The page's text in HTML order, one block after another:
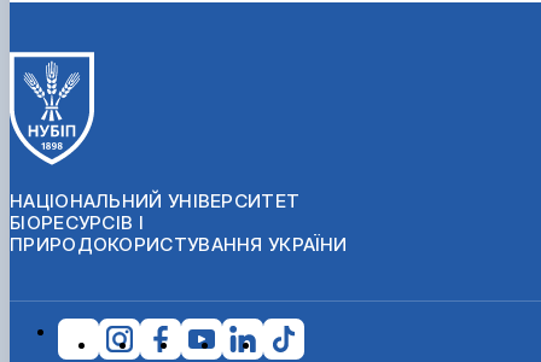
НАЦІОНАЛЬНИЙ УНІВЕРСИТЕТ
БІОРЕСУРСІВ І
ПРИРОДОКОРИСТУВАННЯ УКРАЇНИ